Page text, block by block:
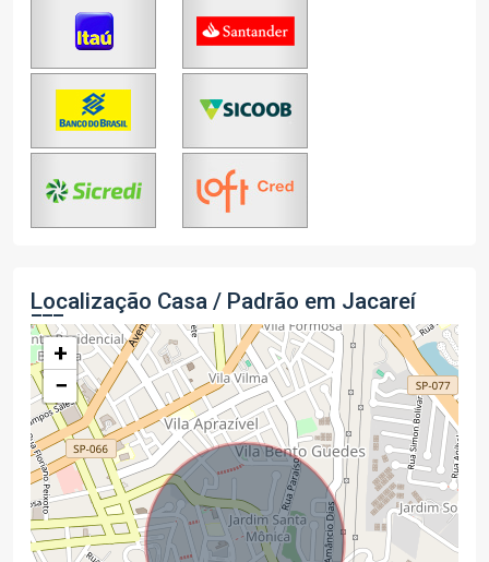
Localização Casa / Padrão em Jacareí
+
−